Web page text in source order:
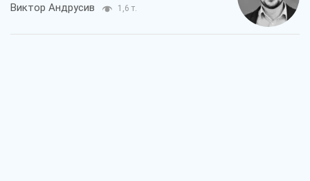
Виктор Андрусив 1,6 т.